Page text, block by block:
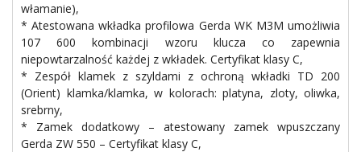
włamanie),
* Atestowana wkładka profilowa Gerda WK M3M umożliwia
107 600 kombinacji wzoru klucza co zapewnia
niepowtarzalność każdej z wkładek. Certyfikat klasy C,
* Zespół klamek z szyldami z ochroną wkładki TD 200
(Orient) klamka/klamka, w kolorach: platyna, zloty, oliwka,
srebrny,
* Zamek dodatkowy – atestowany zamek wpuszczany
Gerda ZW 550 – Certyfikat klasy C,